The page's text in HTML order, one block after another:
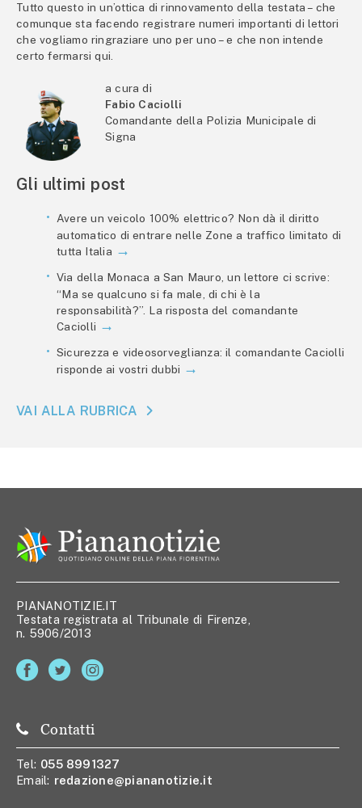
Tutto questo in un’ottica di rinnovamento della testata – che
comunque sta facendo registrare numeri importanti di lettori
che vogliamo ringraziare uno per uno – e che non intende
certo fermarsi qui.
a cura di
Fabio Caciolli
Comandante della Polizia Municipale di
Signa
Gli ultimi post
Avere un veicolo 100% elettrico? Non dà il diritto
automatico di entrare nelle Zone a traffico limitato di
tutta Italia
Via della Monaca a San Mauro, un lettore ci scrive:
“Ma se qualcuno si fa male, di chi è la
responsabilità?”. La risposta del comandante
Caciolli
Sicurezza e videosorveglianza: il comandante Caciolli
risponde ai vostri dubbi
VAI ALLA RUBRICA
PIANANOTIZIE.IT
Testata registrata al Tribunale di Firenze,
n. 5906/2013
Contatti
Tel: 055 8991327
Email: redazione@piananotizie.it